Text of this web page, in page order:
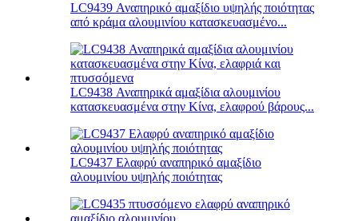
LC9439 Αναπηρικό αμαξίδιο υψηλής ποιότητας
από κράμα αλουμινίου κατασκευασμένο...
LC9438 Αναπηρικά αμαξίδια αλουμινίου
κατασκευασμένα στην Κίνα, ελαφρού βάρους...
LC9437 Ελαφρύ αναπηρικό αμαξίδιο
αλουμινίου υψηλής ποιότητας